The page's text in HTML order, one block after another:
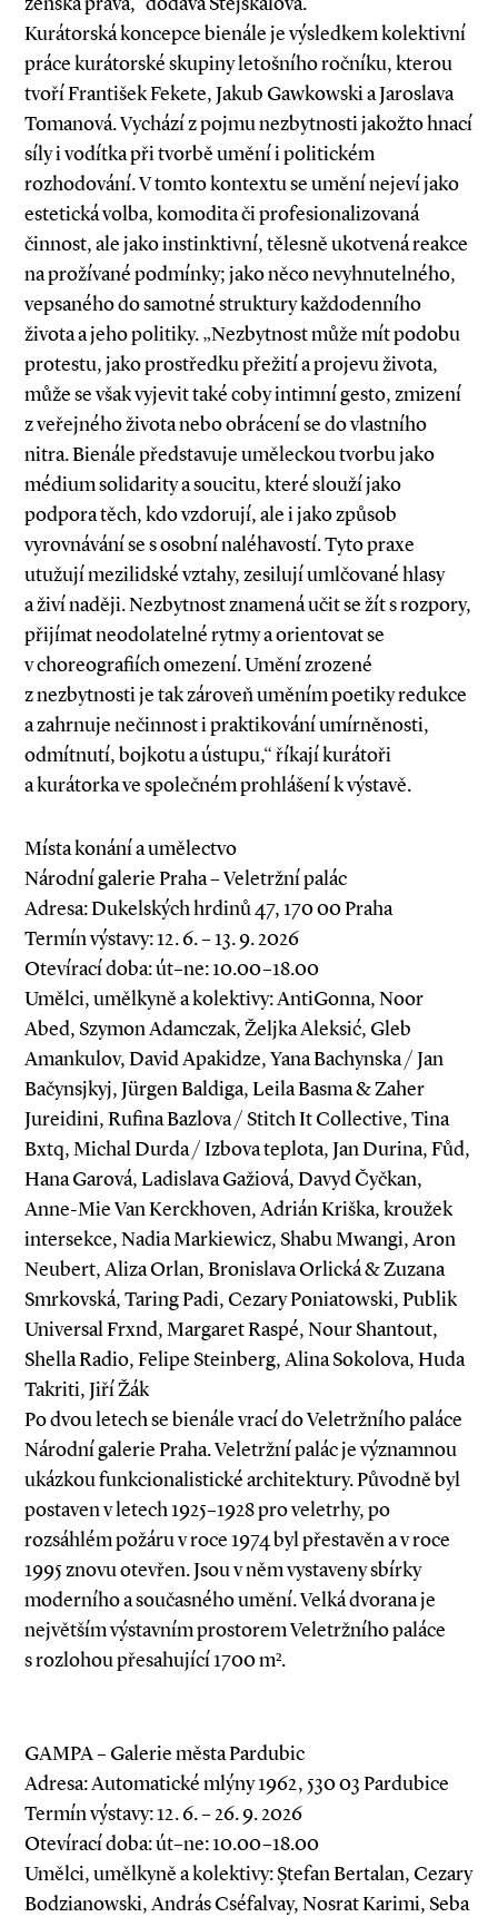
Kurátorská koncepce bienále je výsledkem kolektivní
práce kurátorské skupiny letošního ročníku, kterou
tvoří František Fekete, Jakub Gawkowski a Jaroslava
Tomanová. Vychází z pojmu nezbytnosti jakožto hnací
síly i vodítka při tvorbě umění i politickém
rozhodování. V tomto kontextu se umění nejeví jako
estetická volba, komodita či profesionalizovaná
činnost, ale jako instinktivní, tělesně ukotvená reakce
na prožívané podmínky; jako něco nevyhnutelného,
vepsaného do samotné struktury každodenního
života a jeho politiky. „Nezbytnost může mít podobu
protestu, jako prostředku přežití a projevu života,
může se však vyjevit také coby intimní gesto, zmizení
z veřejného života nebo obrácení se do vlastního
nitra. Bienále představuje uměleckou tvorbu jako
médium solidarity a soucitu, které slouží jako
podpora těch, kdo vzdorují, ale i jako způsob
vyrovnávání se s osobní naléhavostí. Tyto praxe
utužují mezilidské vztahy, zesilují umlčované hlasy
a živí naději. Nezbytnost znamená učit se žít s rozpory,
přijímat neodolatelné rytmy a orientovat se
v choreografiích omezení. Umění zrozené
z nezbytnosti je tak zároveň uměním poetiky redukce
a zahrnuje nečinnost i praktikování umírněnosti,
odmítnutí, bojkotu a ústupu,“ říkají kurátoři
a kurátorka ve společném prohlášení k výstavě.
Místa konání a umělectvo
Národní galerie Praha – Veletržní palác
Adresa: Dukelských hrdinů 47, 170 00 Praha
Termín výstavy: 12. 6. – 13. 9. 2026
Otevírací doba: út–ne: 10.00–18.00
Umělci, umělkyně a kolektivy: AntiGonna, Noor
Abed, Szymon Adamczak, Željka Aleksić, Gleb
Amankulov, David Apakidze, Yana Bachynska / Jan
Bačynsjkyj, Jürgen Baldiga, Leila Basma & Zaher
Jureidini, Rufina Bazlova / Stitch It Collective, Tina
Bxtq, Michal Durda / Izbova teplota, Jan Durina, Fůd,
Hana Garová, Ladislava Gažiová, Davyd Čyčkan,
Anne-Mie Van Kerckhoven, Adrián Kriška, kroužek
intersekce, Nadia Markiewicz, Shabu Mwangi, Aron
Neubert, Aliza Orlan, Bronislava Orlická & Zuzana
Smrkovská, Taring Padi, Cezary Poniatowski, Publik
Universal Frxnd, Margaret Raspé, Nour Shantout,
Shella Radio, Felipe Steinberg, Alina Sokolova, Huda
Takriti, Jiří Žák
Po dvou letech se bienále vrací do Veletržního paláce
Národní galerie Praha. Veletržní palác je významnou
ukázkou funkcionalistické architektury. Původně byl
postaven v letech 1925–1928 pro veletrhy, po
rozsáhlém požáru v roce 1974 byl přestavěn a v roce
1995 znovu otevřen. Jsou v něm vystaveny sbírky
moderního a současného umění. Velká dvorana je
největším výstavním prostorem Veletržního paláce
s rozlohou přesahující 1700 m².
GAMPA – Galerie města Pardubic
Adresa: Automatické mlýny 1962, 530 03 Pardubice
Termín výstavy: 12. 6. – 26. 9. 2026
Otevírací doba: út–ne: 10.00–18.00
Umělci, umělkyně a kolektivy: Ștefan Bertalan, Cezary
Bodzianowski, András Cséfalvay, Nosrat Karimi, Seba